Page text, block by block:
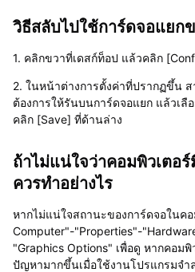
วิธีสลับไปใช้การ์ดจอแยก
1. คลิกขวาที่เดสก์ท็อป แล้วคลิก
2. ในหน้าต่างการตั้งค่าที่ปรากฏขึ้น
ต้องการให้รันบนการ์ดจอแยก แล้วเลื
คลิก [Save] ที่ด้านล่าง
ถ้าไม่แน่ใจว่าคอมพิวเตอ
ควรทำอย่างไร
หากไม่แน่ใจสถานะของการ์ดจอในค
Computer"-"Properties"-
"Graphics Options" เพื่อดู หากคอมพิ
ปัญหามากขึ้นเมื่อใช้งานโปรแกรมจำ